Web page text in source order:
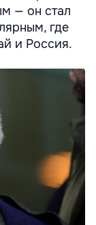
— он стал
где
и Россия.